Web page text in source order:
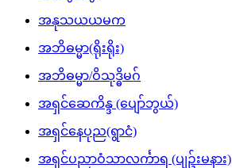
အနုသယယမက
အဘိဓမ္မာ(ရိုးရိုး)
အဘိဓမ္မာ/ဝိသုဒ္ဓိမဂ်
အရှင်ဆေကိန္ဒ (ပျော်ဘွယ်)
အရှင်နေပုည(ရွာငံ)
အရှင်ပညာဝံသာလင်္ကာရ (ပျဥ်းမနား)